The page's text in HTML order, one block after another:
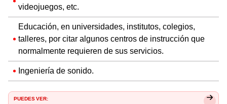
videojuegos, etc.
Educación, en universidades, institutos, colegios,
talleres, por citar algunos centros de instrucción que
normalmente requieren de sus servicios.
Ingeniería de sonido.
PUEDES VER: